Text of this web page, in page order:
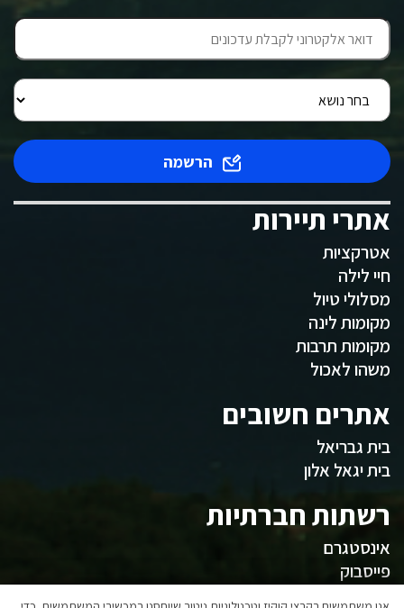
הרשמה
אתרי תיירות
אטרקציות
חיי לילה
מסלולי טיול
מקומות לינה
מקומות תרבות
משהו לאכול
אתרים חשובים
בית גבריאל
בית יגאל אלון
רשתות חברתיות
אינסטגרם
פייסבוק